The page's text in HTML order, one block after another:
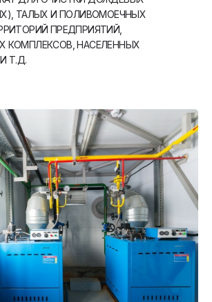
ТАЛЫХ И ПОЛИВОМОЕЧНЫХ
ПРЕДПРИЯТИЙ,
КОМПЛЕКСОВ, НАСЕЛЕННЫХ
Т.Д.